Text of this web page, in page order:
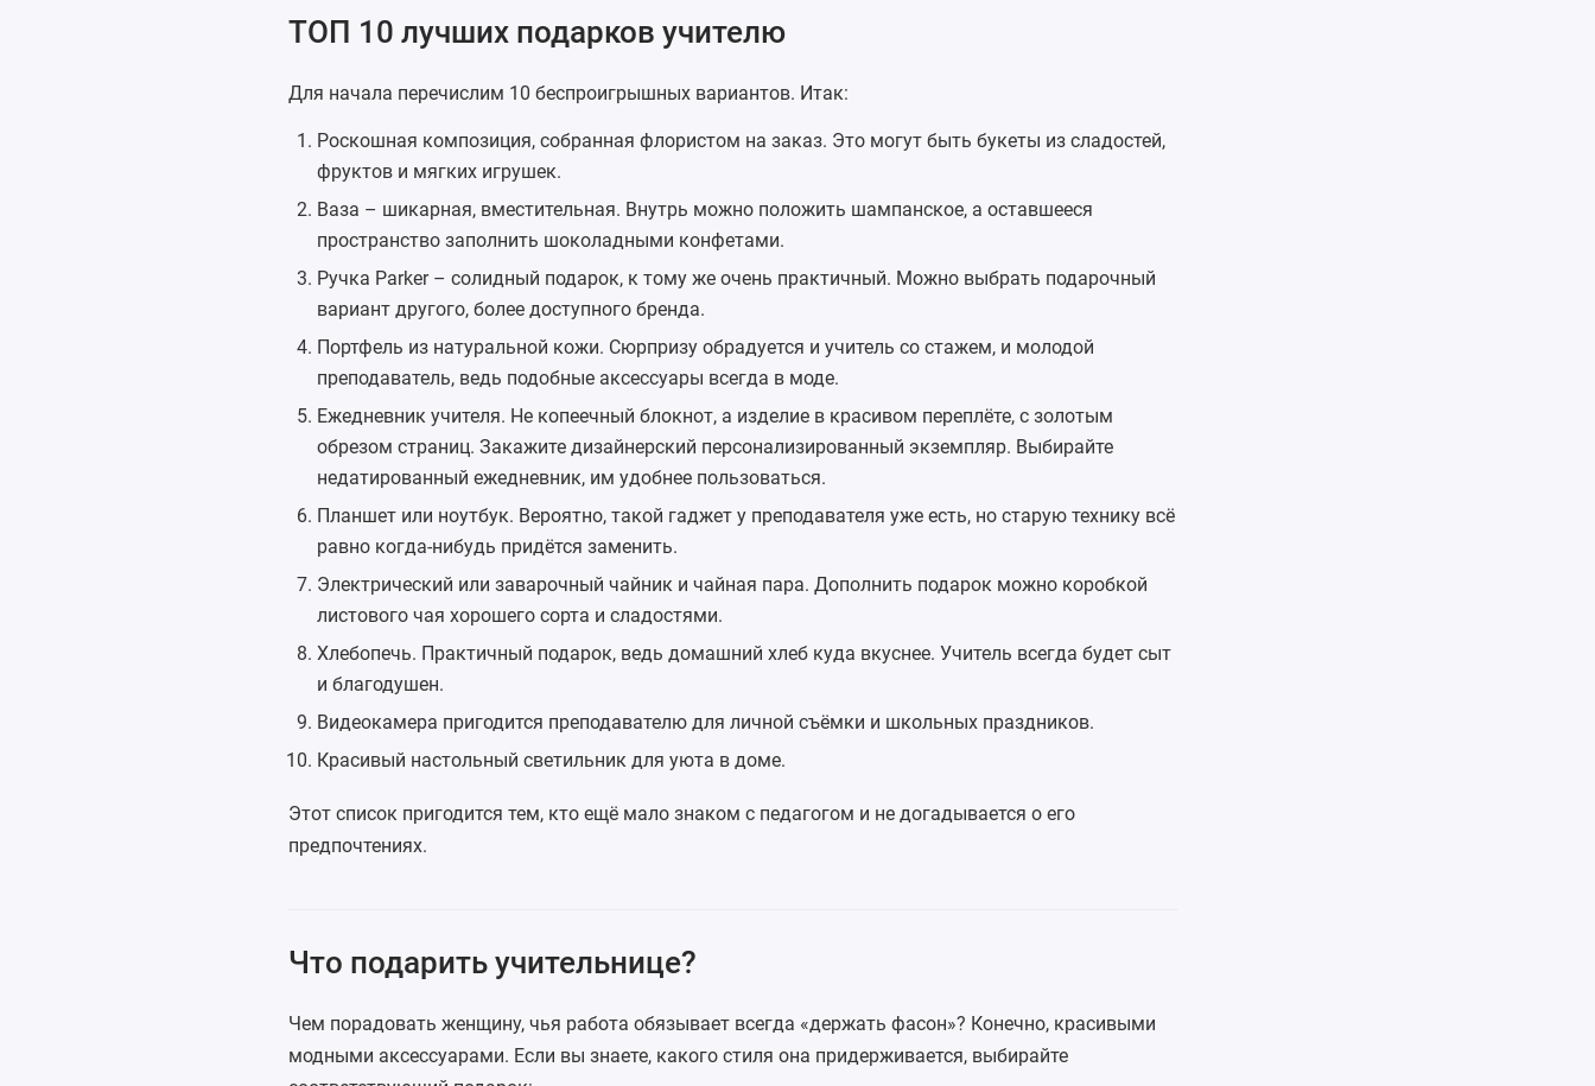
ТОП 10 лучших подарков учителю
Для начала перечислим 10 беспроигрышных вариантов. Итак:
Роскошная композиция, собранная флористом на заказ. Это могут быть букеты из сладостей,
фруктов и мягких игрушек.
Ваза – шикарная, вместительная. Внутрь можно положить шампанское, а оставшееся
пространство заполнить шоколадными конфетами.
Ручка Parker– солидный подарок, к тому же очень практичный. Можно выбрать подарочный
вариант другого, более доступного бренда.
Портфель из натуральной кожи. Сюрпризу обрадуется и учитель со стажем, и молодой
преподаватель, ведь подобные аксессуары всегда в моде.
Ежедневник учителя. Не копеечный блокнот, а изделие в красивом переплёте, с золотым
обрезом страниц. Закажите дизайнерский персонализированный экземпляр. Выбирайте
недатированный ежедневник, им удобнее пользоваться.
Планшетили ноутбук. Вероятно, такой гаджет у преподавателя уже есть, но старую технику всё
равно когда-нибудь придётся заменить.
Электрический или заварочный чайники чайная пара. Дополнить подарок можно коробкой
листового чая хорошего сорта и сладостями.
Хлебопечь. Практичный подарок, ведь домашний хлеб куда вкуснее. Учитель всегда будет сыт
и благодушен.
Видеокамера пригодится преподавателю для личной съёмки и школьных праздников.
Красивый настольный светильникдля уюта в доме.
Этот список пригодится тем, кто ещё мало знаком с педагогом и не догадывается о его
предпочтениях.
Что подарить учительнице?
Чем порадовать женщину, чья работа обязывает всегда «держать фасон»? Конечно, красивыми
модными аксессуарами. Если вы знаете, какого стиля она придерживается, выбирайте